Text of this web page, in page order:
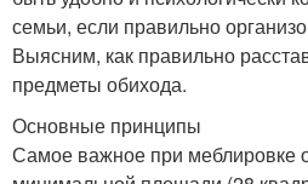
семьи, если правильно
Выясним, как правильно
предметы обихода.
Основные принципы
Самое важное при меблировке